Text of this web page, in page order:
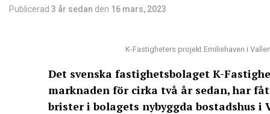
Publicerad 3 år sedan den 16 mars, 2023
K-Fastigheters projekt Emiliehaven i
Det svenska fastighetsbolaget K-
marknaden för cirka två år sedan, har
brister i bolagets nybyggda bostadshus i